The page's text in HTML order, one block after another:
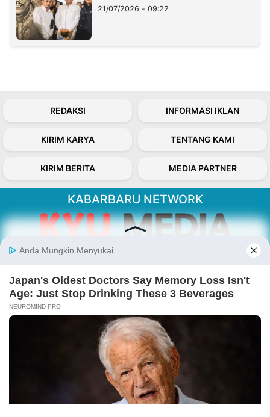
21/07/2026 - 09:22
REDAKSI INFORMASI IKLAN
KIRIM KARYA TENTANG KAMI
KIRIM BERITA MEDIA PARTNER
KABARBARU NETWORK
Kabarbaru.co menyajikan berita aktual dan
inspiratif dari sudut pandang berbaik sangka
Follow Kabarbaru